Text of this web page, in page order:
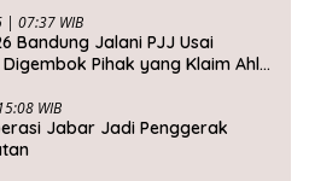
| 07:37 WIB
Bandung Jalani PJJ Usai
Pihak yang Klaim Ahli
WIB
Jabar Jadi Penggerak